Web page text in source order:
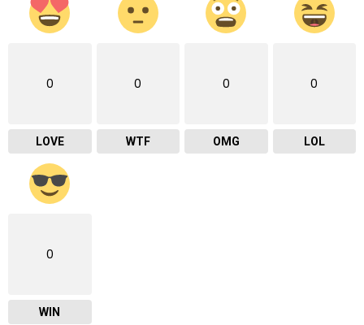
0
LOVE
0
WTF
0
OMG
0
LOL
0
WIN